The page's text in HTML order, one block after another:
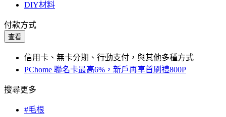
DIY材料
付款方式
查看
信用卡、無卡分期、行動支付，與其他多種方式
PChome 聯名卡最高6%，新戶再享首刷禮800P
搜尋更多
#毛根